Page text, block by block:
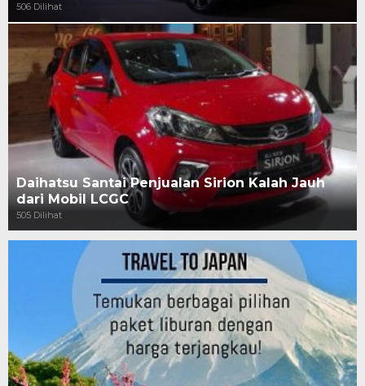
506 Dilihat
Daihatsu Santai Penjualan Sirion Kalah Jauh
dari Mobil LCGC
505 Dilihat